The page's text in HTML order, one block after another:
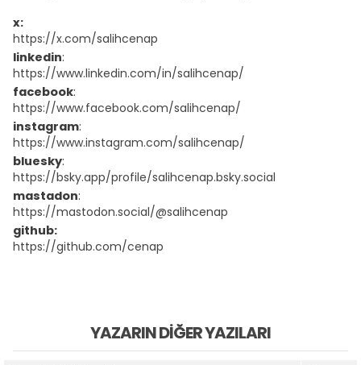
x:
https://x.com/salihcenap
linkedin:
https://www.linkedin.com/in/salihcenap/
facebook:
https://www.facebook.com/salihcenap/
instagram:
https://www.instagram.com/salihcenap/
bluesky:
https://bsky.app/profile/salihcenap.bsky.social
mastadon:
https://mastodon.social/@salihcenap
github:
https://github.com/cenap
YAZARIN DIĞER YAZILARI